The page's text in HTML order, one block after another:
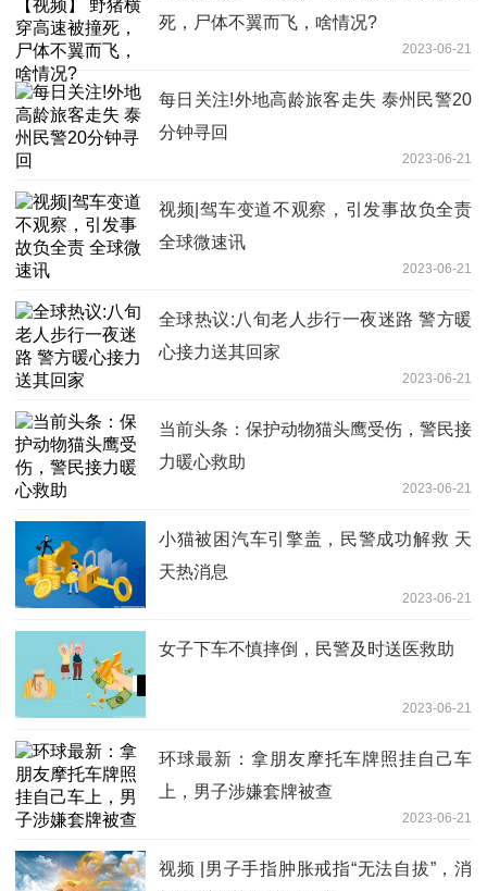
死，尸体不翼而飞，啥情况?
2023-06-21
每日关注!外地高龄旅客走失 泰州民警20
分钟寻回
2023-06-21
视频|驾车变道不观察，引发事故负全责
全球微速讯
2023-06-21
全球热议:八旬老人步行一夜迷路 警方暖
心接力送其回家
2023-06-21
当前头条：保护动物猫头鹰受伤，警民接
力暖心救助
2023-06-21
小猫被困汽车引擎盖，民警成功解救 天
天热消息
2023-06-21
女子下车不慎摔倒，民警及时送医救助
2023-06-21
环球最新：拿朋友摩托车牌照挂自己车
上，男子涉嫌套牌被查
2023-06-21
视频 |男子手指肿胀戒指“无法自拔”，消